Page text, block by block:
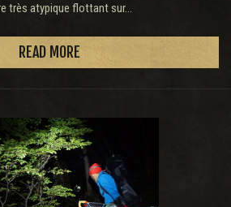
très atypique flottant sur...
READ MORE